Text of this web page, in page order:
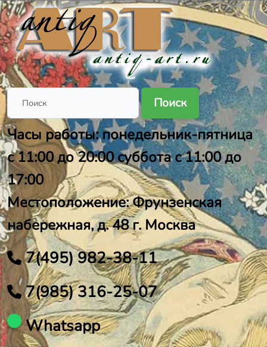
Поиск
Часы работы: понедельник-пятница
с 11:00 до 20:00 суббота с 11:00 до
17:00
Местоположение: Фрунзенская
набережная, д. 48 г. Москва
7(495) 982-38-11
7(985) 316-25-07
Whatsapp